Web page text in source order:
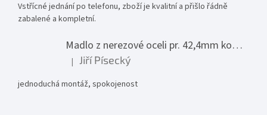
Vstřícné jednání po telefonu, zboží je kvalitní a přišlo řádně
zabalené a kompletní.
Madlo z nerezové oceli pr. 42,4mm komplet - model 0116 - 3000mm
Hodnocení produktu je 5 z 5 hvězdiček.
| Jiří Písecký
jednoduchá montáž, spokojenost